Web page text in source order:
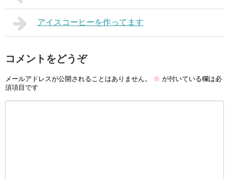
アイスコーヒーを作ってます
コメントをどうぞ
メールアドレスが公開されることはありません。 ※ が付いている欄は必
須項目です